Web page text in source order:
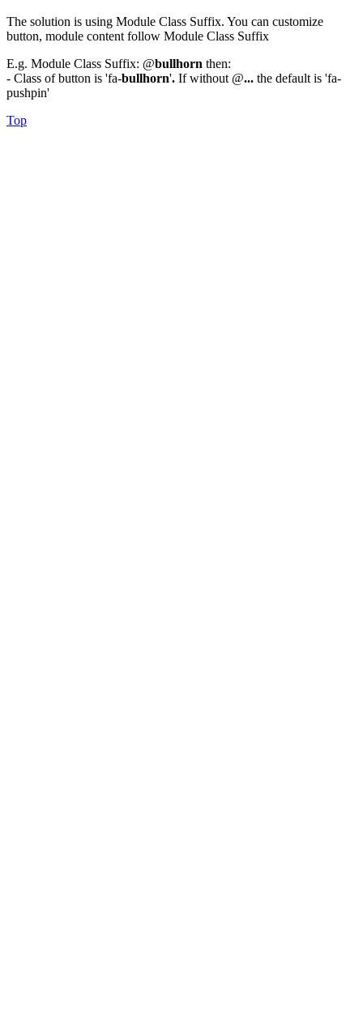
The solution is using Module Class Suffix. You can customize
button, module content follow Module Class Suffix
E.g. Module Class Suffix: @bullhorn then:
- Class of button is 'fa-bullhorn'. If without @... the default is 'fa-
pushpin'
Top